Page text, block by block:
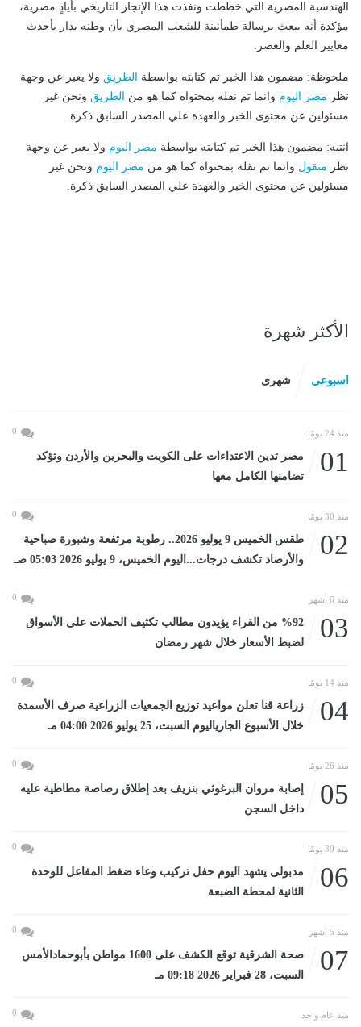
الهندسية المصرية التي خططت ونفذت هذا الإنجاز التاريخي بأيادٍ مصرية،
مؤكدة أنه يبعث برسالة طمأنينة للشعب المصري بأن وطنه يدار بأحدث
معايير العلم والعصر.
ملحوظة: مضمون هذا الخبر تم كتابته بواسطة الطريق ولا يعبر عن وجهة
نظر مصر اليوم وانما تم نقله بمحتواه كما هو من الطريق ونحن غير
مسئولين عن محتوى الخبر والعهدة علي المصدر السابق ذكرة.
انتبه: مضمون هذا الخبر تم كتابته بواسطة مصر اليوم ولا يعبر عن وجهة
نظر منقول وانما تم نقله بمحتواه كما هو من مصر اليوم ونحن غير
مسئولين عن محتوى الخبر والعهدة علي المصدر السابق ذكرة.
الأكثر شهرة
اسبوعى شهرى
منذ 24 يومًا 0
01
مصر تدين الاعتداءات على الكويت والبحرين والأردن وتؤكد
تضامنها الكامل معها
منذ 30 يومًا 0
02
طقس الخميس 9 يوليو 2026.. رطوبة مرتفعة وشبورة صباحية
والأرصاد تكشف درجات...اليوم الخميس، 9 يوليو 2026 05:03 صـ
منذ 6 أشهر 0
03
%92 من القراء يؤيدون مطالب تكثيف الحملات على الأسواق
لضبط الأسعار خلال شهر رمضان
منذ 14 يومًا 0
04
زراعة قنا تعلن مواعيد توزيع الجمعيات الزراعية صرف الأسمدة
خلال الأسبوع الجارياليوم السبت، 25 يوليو 2026 04:00 مـ
منذ 26 يومًا 0
05
إصابة مروان البرغوثي بنزيف بعد إطلاق رصاصة مطاطية عليه
داخل السجن
منذ 30 يومًا 0
06
مدبولى يشهد اليوم حفل تركيب وعاء ضغط المفاعل للوحدة
الثانية لمحطة الضبعة
منذ 5 أشهر 0
07
صحة الشرقية توقع الكشف على 1600 مواطن بأبوحمادالأمس
السبت، 28 فبراير 2026 09:18 مـ
منذ عام واحد 0